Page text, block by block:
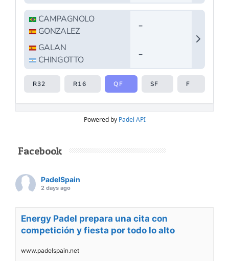
Powered by Padel API
Facebook
PadelSpain
2 days ago
Energy Padel prepara una cita con
competición y fiesta por todo lo alto
www.padelspain.net